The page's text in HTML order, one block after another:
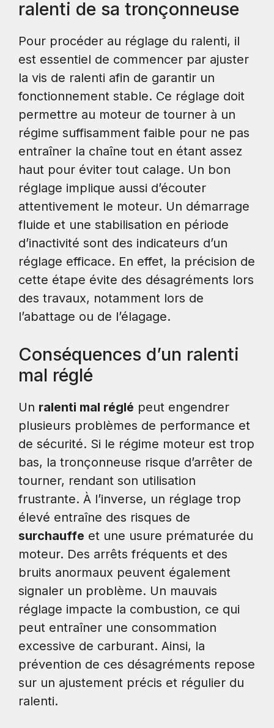
ralenti de sa tronçonneuse
Pour procéder au réglage du ralenti, il
est essentiel de commencer par ajuster
la vis de ralenti afin de garantir un
fonctionnement stable. Ce réglage doit
permettre au moteur de tourner à un
régime suffisamment faible pour ne pas
entraîner la chaîne tout en étant assez
haut pour éviter tout calage. Un bon
réglage implique aussi d’écouter
attentivement le moteur. Un démarrage
fluide et une stabilisation en période
d’inactivité sont des indicateurs d’un
réglage efficace. En effet, la précision de
cette étape évite des désagréments lors
des travaux, notamment lors de
l’abattage ou de l’élagage.
Conséquences d’un ralenti
mal réglé
Un ralenti mal réglé peut engendrer
plusieurs problèmes de performance et
de sécurité. Si le régime moteur est trop
bas, la tronçonneuse risque d’arrêter de
tourner, rendant son utilisation
frustrante. À l’inverse, un réglage trop
élevé entraîne des risques de
surchauffe et une usure prématurée du
moteur. Des arrêts fréquents et des
bruits anormaux peuvent également
signaler un problème. Un mauvais
réglage impacte la combustion, ce qui
peut entraîner une consommation
excessive de carburant. Ainsi, la
prévention de ces désagréments repose
sur un ajustement précis et régulier du
ralenti.